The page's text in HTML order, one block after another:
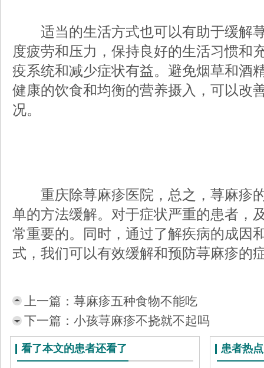
适当的生活方式也可以有助于缓解
度疲劳和压力，保持良好的生活习惯和
疫系统和减少症状有益。避免烟草和酒
健康的饮食和均衡的营养摄入，可以改
况。
重庆除荨麻疹医院，总之，荨麻疹
单的方法缓解。对于症状严重的患者，
常重要的。同时，通过了解疾病的成因
式，我们可以有效缓解和预防荨麻疹的
上一篇： 荨麻疹五种食物不能吃
下一篇： 小孩荨麻疹不挠就不起吗
看了本文的患者还看了 患者热